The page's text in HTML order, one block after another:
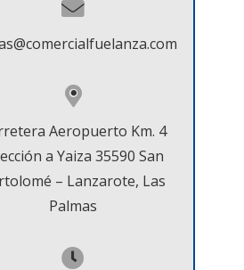
Aeropuerto Km. 4
a Yaiza 35590 San
– Lanzarote, Las
Palmas